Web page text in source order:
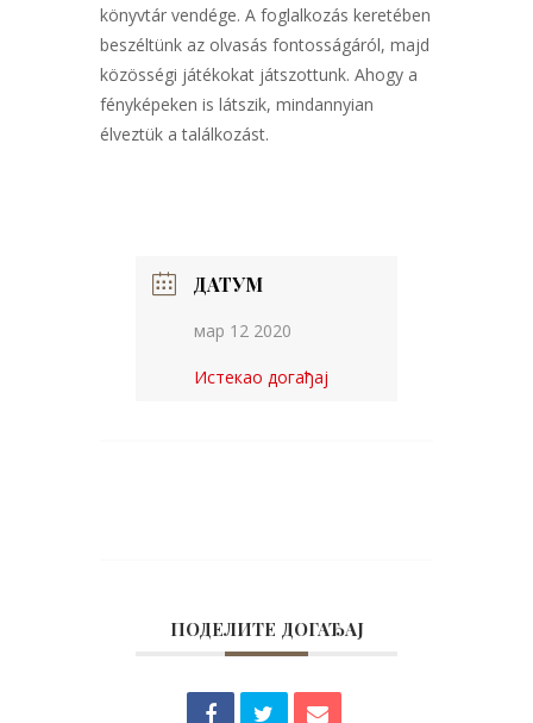
könyvtár vendége. A foglalkozás keretében
beszéltünk az olvasás fontosságáról, majd
közösségi játékokat játszottunk. Ahogy a
fényképeken is látszik, mindannyian
élveztük a találkozást.
ДАТУМ
мар 12 2020
Истекао догађај
ПОДЕЛИТЕ ДОГАЂАЈ